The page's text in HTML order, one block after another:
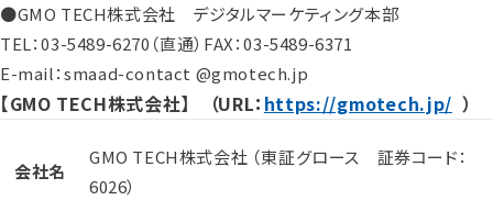
●GMO TECH株式会社 デジタルマーケティング本部
TEL：03-5489-6270（直通）FAX：03-5489-6371
E-mail：smaad-contact @gmotech.jp
【GMO TECH株式会社】 （URL： https://gmotech.jp/ ）
会社名
GMO TECH株式会社 （東証グロース 証券コード：
6026）